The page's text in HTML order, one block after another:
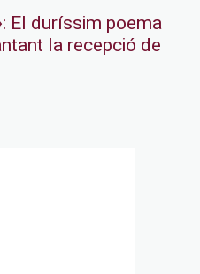
El duríssim poema
la recepció de